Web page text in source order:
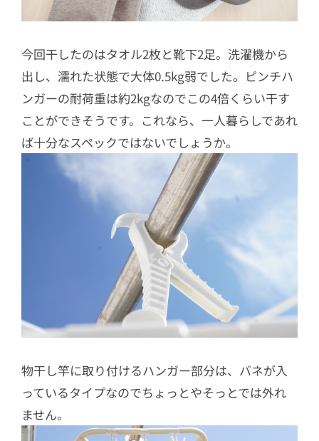
今回干したのはタオル2枚と靴下2足。洗濯機から
出し、濡れた状態で大体0.5kg弱でした。ピンチハ
ンガーの耐荷重は約2kgなのでこの4倍くらい干す
ことができそうです。これなら、一人暮らしであれ
ば十分なスペックではないでしょうか。
物干し竿に取り付けるハンガー部分は、バネが入
っているタイプなのでちょっとやそっとでは外れ
ません。